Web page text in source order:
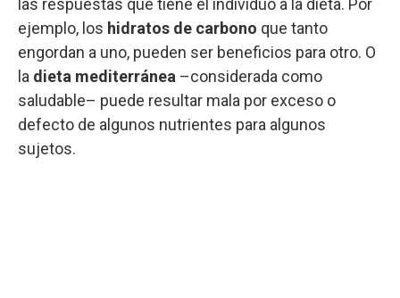
las respuestas que tiene el individuo a la dieta. Por
ejemplo, los hidratos de carbono que tanto
engordan a uno, pueden ser beneficios para otro. O
la dieta mediterránea –considerada como
saludable– puede resultar mala por exceso o
defecto de algunos nutrientes para algunos
sujetos.